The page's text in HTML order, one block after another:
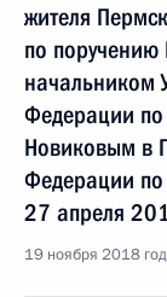
жителя
по поручению
начальником
Федерации
Новиковым в
Федерации
27 апреля
19 ноября 2018